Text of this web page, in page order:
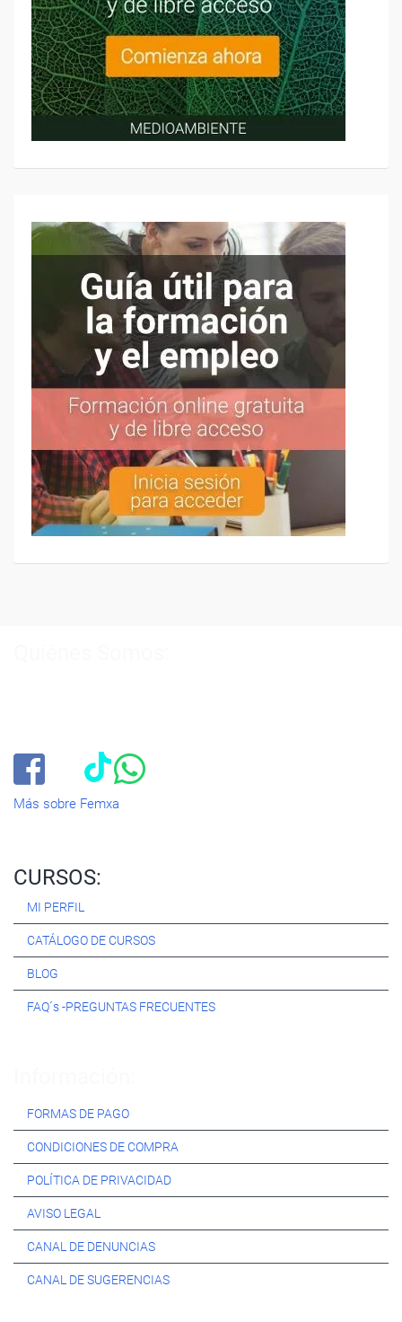
Más sobre Femxa
CURSOS:
MI PERFIL
CATÁLOGO DE CURSOS
BLOG
FAQ´s -PREGUNTAS FRECUENTES
FORMAS DE PAGO
CONDICIONES DE COMPRA
POLÍTICA DE PRIVACIDAD
AVISO LEGAL
CANAL DE DENUNCIAS
CANAL DE SUGERENCIAS